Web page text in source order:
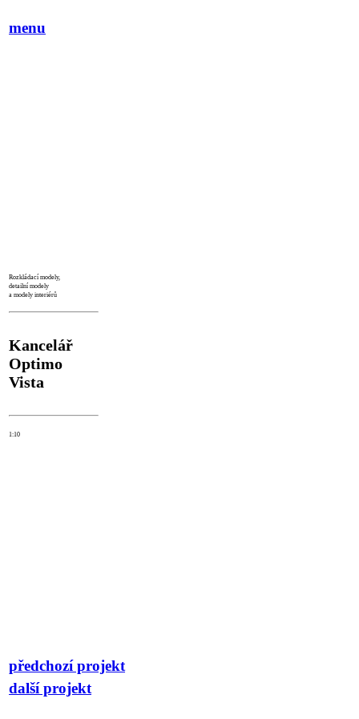
menu
Rozkládací modely,
detailní modely
a modely interiérů
Kancelář
Optimo
Vista
1:10
předchozí projekt
další projekt